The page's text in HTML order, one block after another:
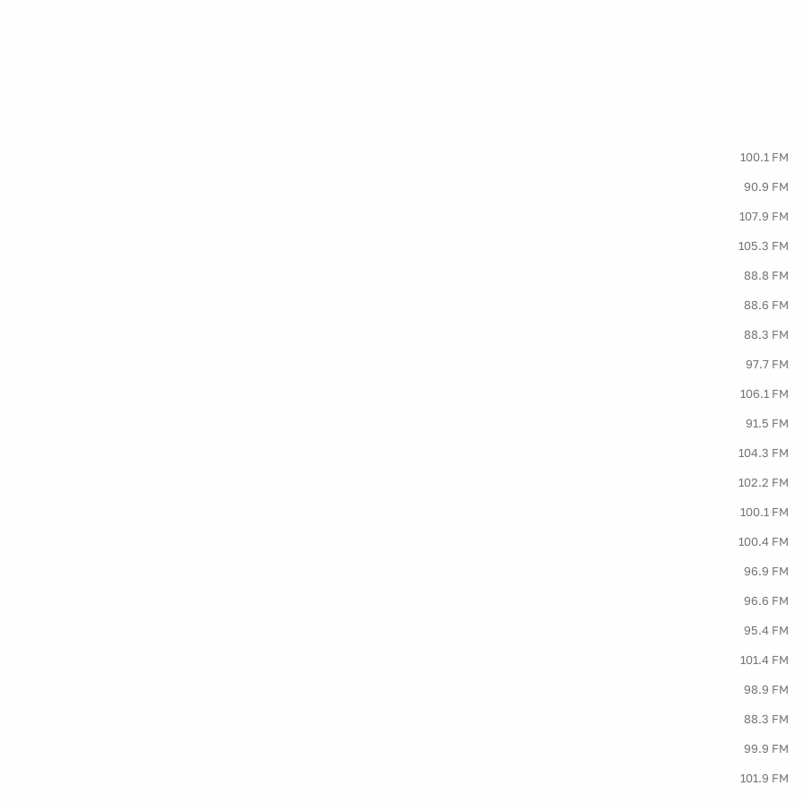
100.1 FM
90.9 FM
107.9 FM
105.3 FM
88.8 FM
88.6 FM
88.3 FM
97.7 FM
106.1 FM
91.5 FM
104.3 FM
102.2 FM
100.1 FM
100.4 FM
96.9 FM
96.6 FM
95.4 FM
101.4 FM
98.9 FM
88.3 FM
99.9 FM
101.9 FM